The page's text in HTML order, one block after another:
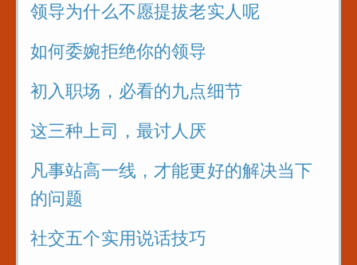
领导为什么不愿提拔老实人呢
如何委婉拒绝你的领导
初入职场，必看的九点细节
这三种上司，最讨人厌
凡事站高一线，才能更好的解决当下
的问题
社交五个实用说话技巧